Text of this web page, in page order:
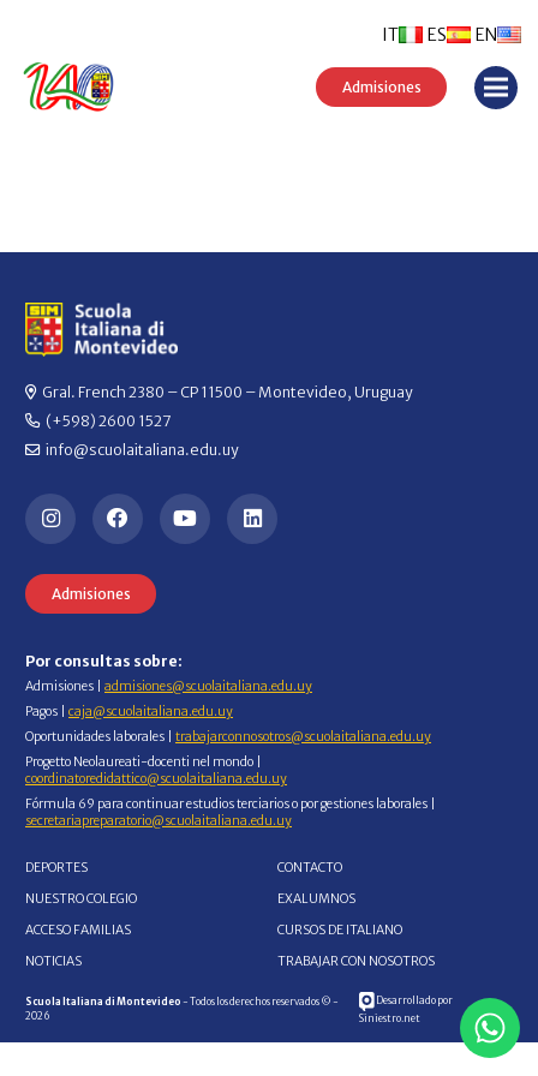
ES EN
IT
Admisiones
Gral. French 2380 – CP 11500 – Montevideo, Uruguay
(+598) 2600 1527
info@scuolaitaliana.edu.uy
Admisiones
Por consultas sobre:
Admisiones | admisiones@scuolaitaliana.edu.uy
Pagos | caja@scuolaitaliana.edu.uy
Oportunidades laborales | trabajarconnosotros@scuolaitaliana.edu.uy
Progetto Neolaureati-docenti nel mondo |
coordinatoredidattico@scuolaitaliana.edu.uy
Fórmula 69 para continuar estudios terciarios o por gestiones laborales |
secretariapreparatorio@scuolaitaliana.edu.uy
DEPORTES
NUESTRO COLEGIO
ACCESO FAMILIAS
NOTICIAS
CONTACTO
EXALUMNOS
CURSOS DE ITALIANO
TRABAJAR CON NOSOTROS
Scuola Italiana di Montevideo - Todos los derechos reservados © -
2026
Desarrollado por
Siniestro.net